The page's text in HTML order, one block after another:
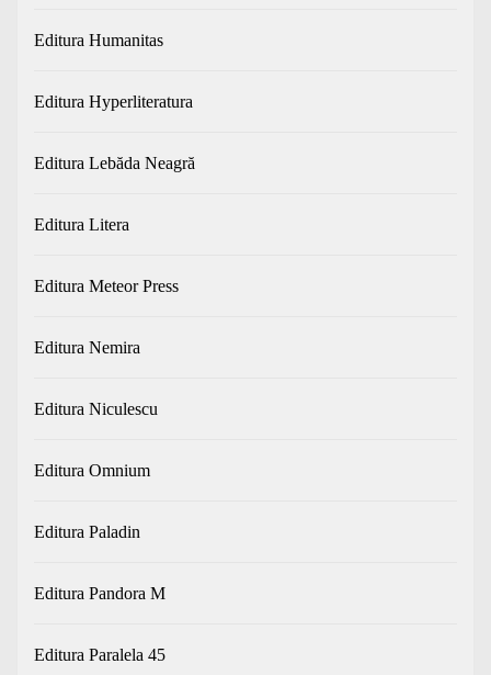
Editura Humanitas
Editura Hyperliteratura
Editura Lebăda Neagră
Editura Litera
Editura Meteor Press
Editura Nemira
Editura Niculescu
Editura Omnium
Editura Paladin
Editura Pandora M
Editura Paralela 45